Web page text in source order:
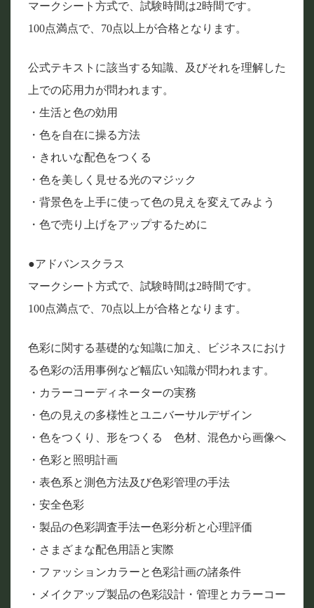
マークシート方式で、試験時間は2時間です。
100点満点で、70点以上が合格となります。
公式テキストに該当する知識、及びそれを理解した
上での応用力が問われます。
・生活と色の効用
・色を自在に操る方法
・きれいな配色をつくる
・色を美しく見せる光のマジック
・背景色を上手に使って色の見えを変えてみよう
・色で売り上げをアップするために
●アドバンスクラス
マークシート方式で、試験時間は2時間です。
100点満点で、70点以上が合格となります。
色彩に関する基礎的な知識に加え、ビジネスにおけ
る色彩の活用事例など幅広い知識が問われます。
・カラーコーディネーターの実務
・色の見えの多様性とユニバーサルデザイン
・色をつくり、形をつくる 色材、混色から画像へ
・色彩と照明計画
・表色系と測色方法及び色彩管理の手法
・安全色彩
・製品の色彩調査手法ー色彩分析と心理評価
・さまざまな配色用語と実際
・ファッションカラーと色彩計画の諸条件
・メイクアップ製品の色彩設計・管理とカラーコー